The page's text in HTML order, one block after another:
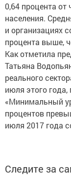
0,64 процента от
населения.
и организациях
процента выше,
Как отметила
Татьяна
реального
июля этого
«Минимальный
процентов
июля 2017 года
Следите за